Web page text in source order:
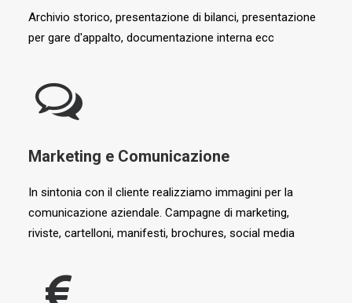
Archivio storico, presentazione di bilanci, presentazione
per gare d'appalto, documentazione interna ecc
Marketing e Comunicazione
In sintonia con il cliente realizziamo immagini per la
comunicazione aziendale. Campagne di marketing,
riviste, cartelloni, manifesti, brochures, social media